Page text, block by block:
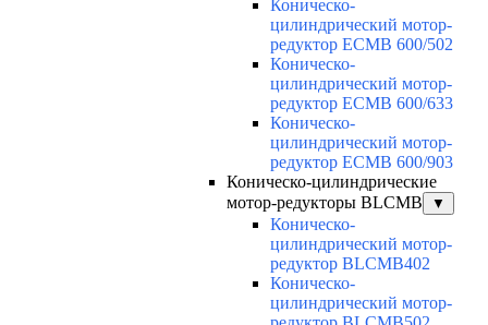
Коническо-
цилиндрический мотор-
редуктор ECMB 600/502
Коническо-
цилиндрический мотор-
редуктор ECMB 600/633
Коническо-
цилиндрический мотор-
редуктор ECMB 600/903
Коническо-цилиндрические
мотор-редукторы BLCMB
▼
Коническо-
цилиндрический мотор-
редуктор BLCMB402
Коническо-
цилиндрический мотор-